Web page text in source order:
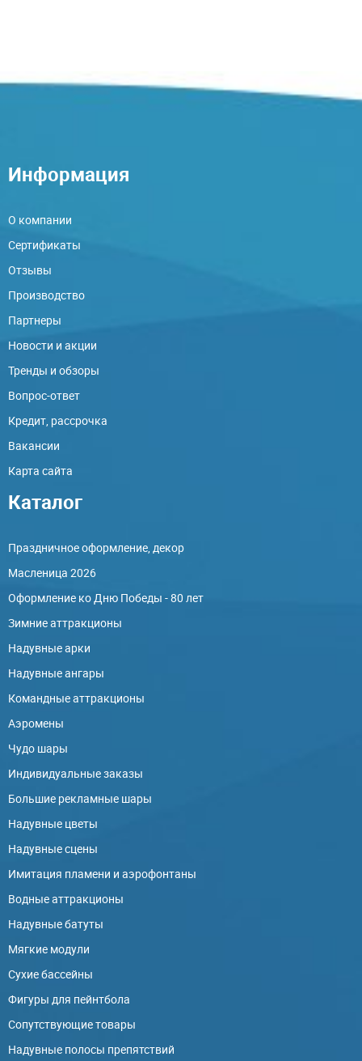
Информация
О компании
Сертификаты
Отзывы
Производство
Партнеры
Новости и акции
Тренды и обзоры
Вопрос-ответ
Кредит, рассрочка
Вакансии
Карта сайта
Каталог
Праздничное оформление, декор
Масленица 2026
Оформление ко Дню Победы - 80 лет
Зимние аттракционы
Надувные арки
Надувные ангары
Командные аттракционы
Аэромены
Чудо шары
Индивидуальные заказы
Большие рекламные шары
Надувные цветы
Надувные сцены
Имитация пламени и аэрофонтаны
Водные аттракционы
Надувные батуты
Мягкие модули
Сухие бассейны
Фигуры для пейнтбола
Сопутствующие товары
Надувные полосы препятствий